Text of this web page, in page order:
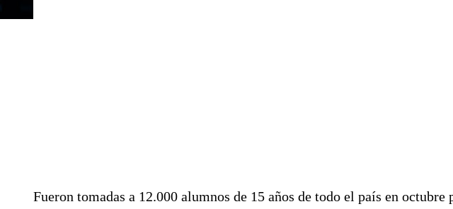
Fueron tomadas a 12.000 alumnos de 15 años de todo el país en